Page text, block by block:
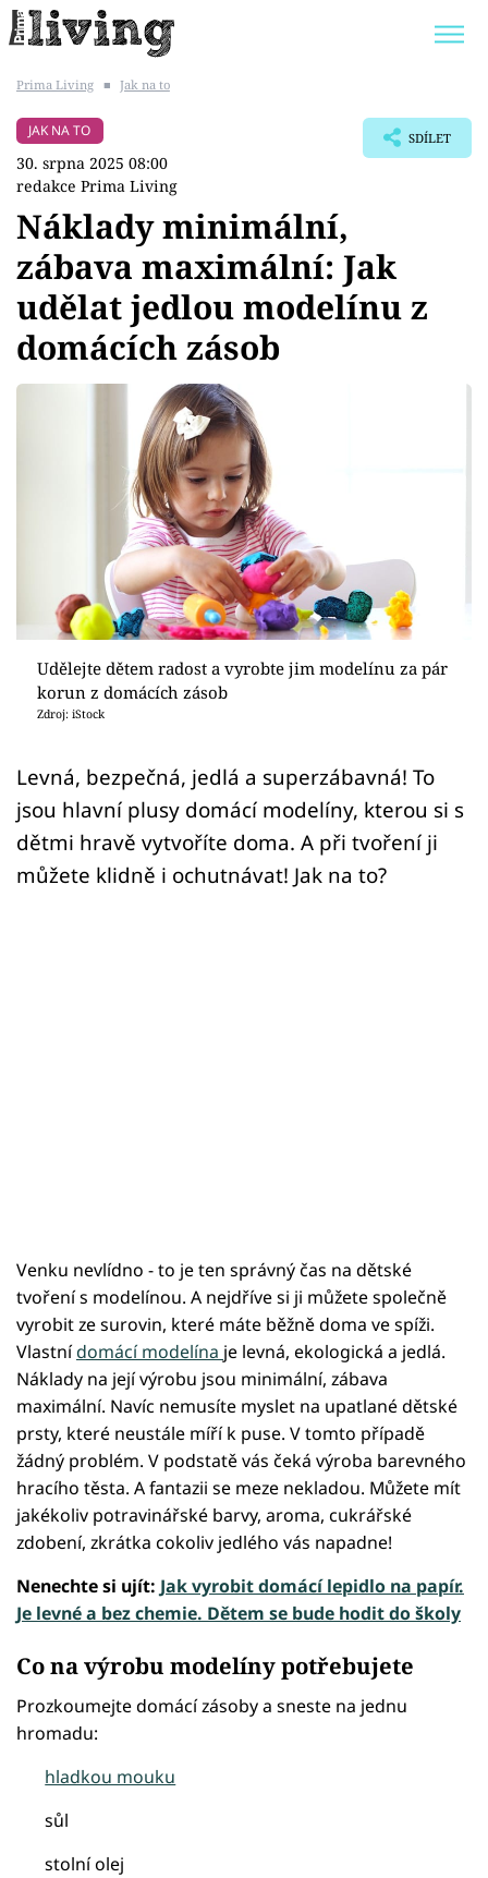
BYDLENÍ SLAVNÝCH
Témata
Bydlení
Zahrada
Sledujte prima+
Přihlášení
Sledujte nás
Prima Living ■ Jak na to
JAK NA TO
30. srpna 2025 08:00
redakce Prima Living
SDÍLET
Náklady minimální,
zábava maximální: Jak
udělat jedlou modelínu z
domácích zásob
Udělejte dětem radost a vyrobte jim modelínu za pár
korun z domácích zásob
Zdroj: iStock
Levná, bezpečná, jedlá a superzábavná! To
jsou hlavní plusy domácí modelíny, kterou si s
dětmi hravě vytvoříte doma. A při tvoření ji
můžete klidně i ochutnávat! Jak na to?
Venku nevlídno - to je ten správný čas na dětské
tvoření s modelínou. A nejdříve si ji můžete společně
vyrobit ze surovin, které máte běžně doma ve spíži.
Vlastnídomácí modelína je levná, ekologická a jedlá.
Náklady na její výrobu jsou minimální, zábava
maximální. Navíc nemusíte myslet na upatlané dětské
prsty, které neustále míří k puse. V tomto případě
žádný problém. V podstatě vás čeká výroba barevného
hracího těsta. A fantazii se meze nekladou. Můžete mít
jakékoliv potravinářské barvy, aroma, cukrářské
zdobení, zkrátka cokoliv jedlého vás napadne!
Nenechte si ujít: Jak vyrobit domácí lepidlo na papír.
Je levné a bez chemie. Dětem se bude hodit do školy
Co na výrobu modelíny potřebujete
Prozkoumejte domácí zásoby a sneste na jednu
hromadu:
hladkou mouku
sůl
stolní olej